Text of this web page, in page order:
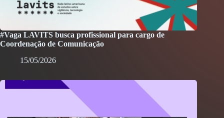
#Vaga LAVITS busca profissional para cargo de
Coordenação de Comunicação
15/05/2026